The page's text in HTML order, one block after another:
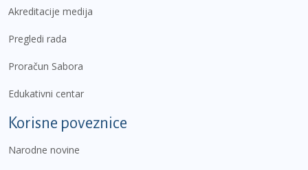
Akreditacije medija
Pregledi rada
Proračun Sabora
Edukativni centar
Korisne poveznice
Narodne novine